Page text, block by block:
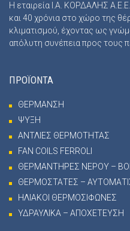
Η εταιρεία Ι.Α. ΚΟΡΔΑΛΗΣ
και 40 χρόνια στο χώρο της
κλιματισμού, έχοντας ως
απόλυτη συνέπεια προς τους
ΠΡΟΪΟΝΤΑ
ΘΕΡΜΑΝΣΗ
ΨΥΞΗ
ΑΝΤΛΙΕΣ ΘΕΡΜΟΤΗΤΑΣ
FAN COILS FERROLI
ΘΕΡΜΑΝΤΗΡΕΣ ΝΕΡΟΥ –
ΘΕΡΜΟΣΤΑΤΕΣ –
ΗΛΙΑΚΟΙ ΘΕΡΜΟΣΙΦΩΝΕΣ
ΥΔΡΑΥΛΙΚΑ – ΑΠΟΧΕΤΕΥΣΗ